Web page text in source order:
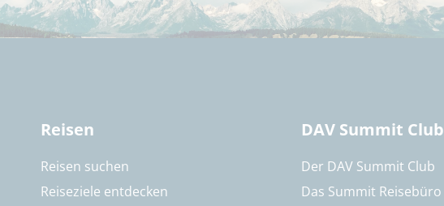
Reisen
Reisen suchen
Reiseziele entdecken
DAV Summit Club
Der DAV Summit Club
Das Summit Reisebüro